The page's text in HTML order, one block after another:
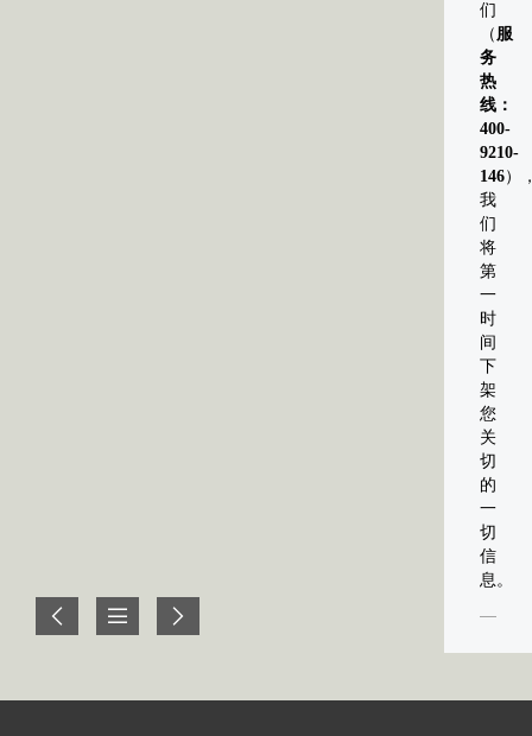
们
（ 服
务
热
线：
400-
9210-
146）
我
们
将
第
一
时
间
下
架
您
关
切
的
一
切
信
息。